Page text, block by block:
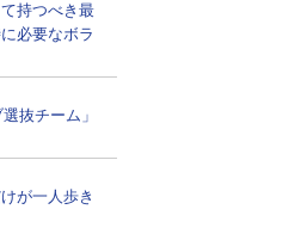
持つべき最
必要なボラ
抜チーム」
が一人歩き